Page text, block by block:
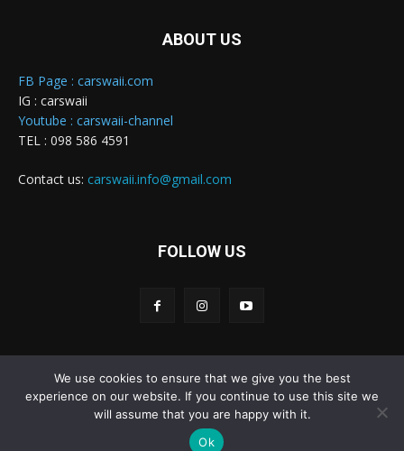
ABOUT US
FB Page : carswaii.com
IG : carswaii
Youtube : carswaii-channel
TEL : 098 586 4591
Contact us: carswaii.info@gmail.com
FOLLOW US
Carswaii © Copyright All right reserved
Review&Test
CONTACT
We use cookies to ensure that we give you the best
experience on our website. If you continue to use this site we
will assume that you are happy with it.
Ok